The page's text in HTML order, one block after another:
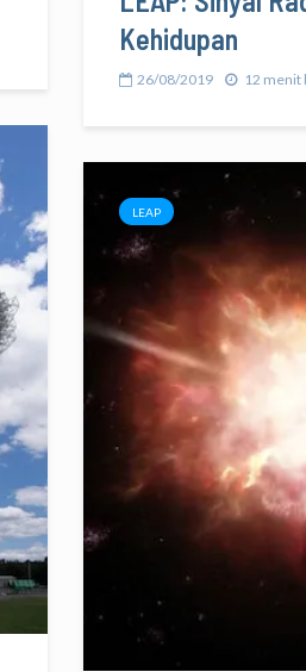
Kehidupan
26/08/2019 12 menit
LEAP